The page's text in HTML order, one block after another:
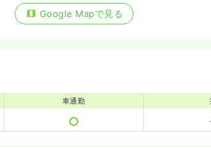
Google Mapで見る
車通勤